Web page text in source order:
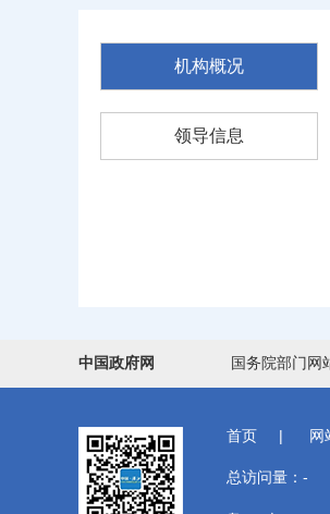
机构概况
领导信息
中国政府网 国务院部门网
首页 | 网
总访问量： -